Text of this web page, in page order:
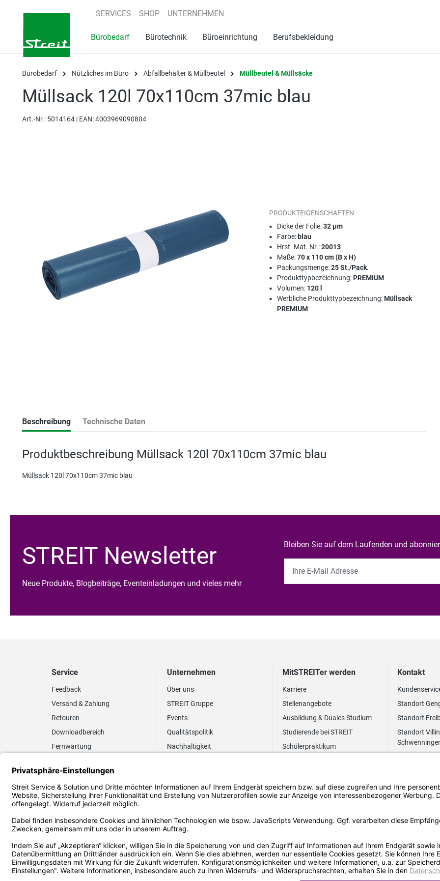
Zur Hauptnavigation springen
SERVICES SHOP UNTERNEHMEN
Bürobedarf Bürotechnik Büroeinrichtung Berufsbekleidung
Bürobedarf Nützliches im Büro Abfallbehälter & Müllbeutel Müllbeutel & Müllsäcke
Müllsack 120l 70x110cm 37mic blau
Art.-Nr.: 5014164 | EAN: 4003969090804
PRODUKTEIGENSCHAFTEN
Dicke der Folie:32 µm
Farbe: blau
Hrst. Mat. Nr.:20013
Maße:70 x 110 cm (B x H)
Packungsmenge:25 St./Pack.
Produkttypbezeichnung:PREMIUM
Volumen: 120 l
Werbliche Produkttypbezeichnung:Müllsack
PREMIUM
Beschreibung Technische Daten
Produktbeschreibung Müllsack 120l 70x110cm 37mic blau
Müllsack 120l 70x110cm 37mic blau
STREIT Newsletter
Neue Produkte, Blogbeiträge, Eventeinladungen und vieles mehr
Bleiben Sie auf dem Laufenden und
Service
Feedback
Versand & Zahlung
Retouren
Downloadbereich
Fernwartung
Elektronischer
Rechnungsversand
FAQ EUDR
Unternehmen
Über uns
STREIT Gruppe
Events
Qualitätspolitik
Nachhaltigkeit
MitSTREITer werden
Karriere
Stellenangebote
Ausbildung & Duales Studium
Studierende bei STREIT
Schülerpraktikum
Kontakt
Standort
Standort
Standort